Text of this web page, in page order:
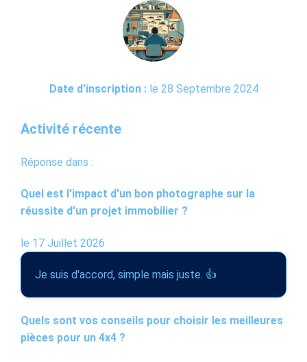
Date d'inscription :le 28 Septembre 2024
Activité récente
Réponse dans :
Quel est l'impact d'un bon photographe sur la
réussite d'un projet immobilier ?
le 17 Juillet 2026
Je suis d'accord, simple mais juste. 👍
Quels sont vos conseils pour choisir les meilleures
pièces pour un 4x4 ?